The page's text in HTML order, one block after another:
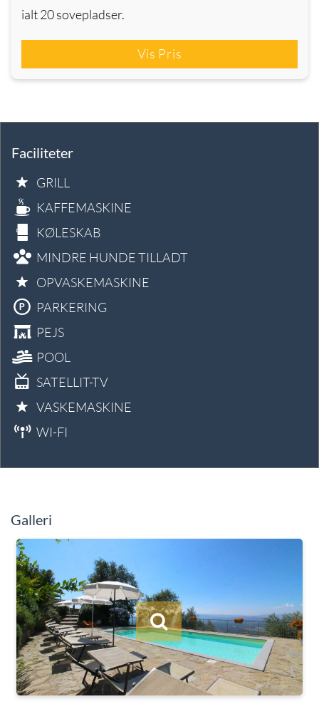
ialt 20 sovepladser.
Vis Pris
Faciliteter
GRILL
KAFFEMASKINE
KØLESKAB
MINDRE HUNDE TILLADT
OPVASKEMASKINE
PARKERING
PEJS
POOL
SATELLIT-TV
VASKEMASKINE
WI-FI
Galleri